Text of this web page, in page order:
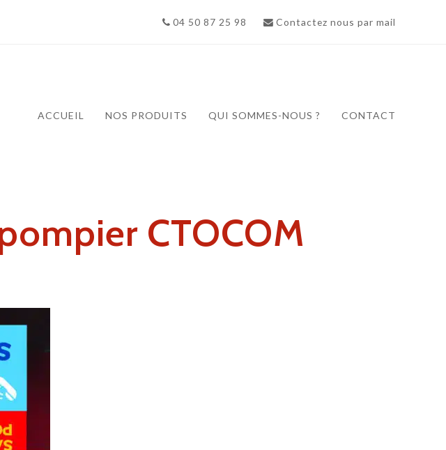
04 50 87 25 98 Contactez nous par mail
ACCUEIL NOS PRODUITS QUI SOMMES-NOUS ? CONTACT
CTOCOM